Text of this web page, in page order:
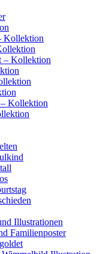
Kollektion
– Kollektion
Kollektion
Illustrationen
Familienposter